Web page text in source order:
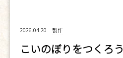
2026.04.20 製作
こいのぼりをつくろう